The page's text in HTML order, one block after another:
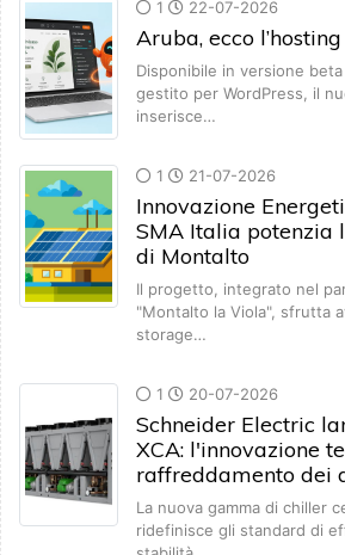
1 22-07-2026
Aruba, ecco l’hosting
Disponibile in versione
gestito per WordPress, il
inserisce…
1 21-07-2026
Innovazione
SMA Italia potenzia
di Montalto
Il progetto, integrato nel
"Montalto la Viola", sfrutta
storage…
1 20-07-2026
Schneider Electric
XCA: l'innovazione
raffreddamento dei
La nuova gamma di chiller
ridefinisce gli standard di